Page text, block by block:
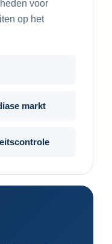
voor
op het
markt